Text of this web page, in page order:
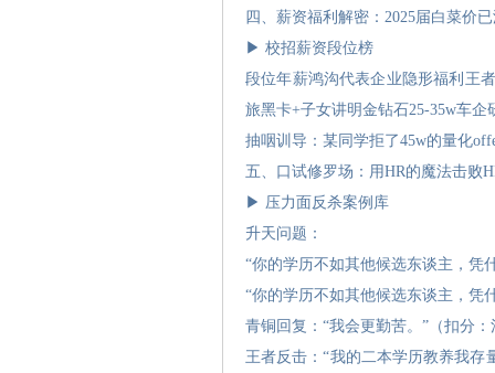
四、薪资福利解密：2025届白菜价
▶ 校招薪资段位榜
段位年薪鸿沟代表企业隐形福利王
旅黑卡+子女讲明金钻石25-35w车
抽咽训导：某同学拒了45w的量化
五、口试修罗场：用HR的魔法击败
▶ 压力面反杀案例库
升天问题：
“你的学历不如其他候选东谈主，凭
“你的学历不如其他候选东谈主，凭
青铜回复：“我会更勤苦。”（扣分
王者反击：“我的二本学历教养我